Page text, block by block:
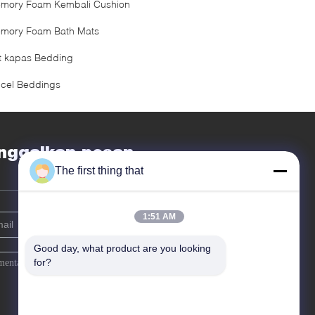
Foam Kembali Cushion
Foam Bath Mats
kapas Bedding
Beddings
pesan
The first thing that
1:51 AM
Good day, what product are you looking
for?